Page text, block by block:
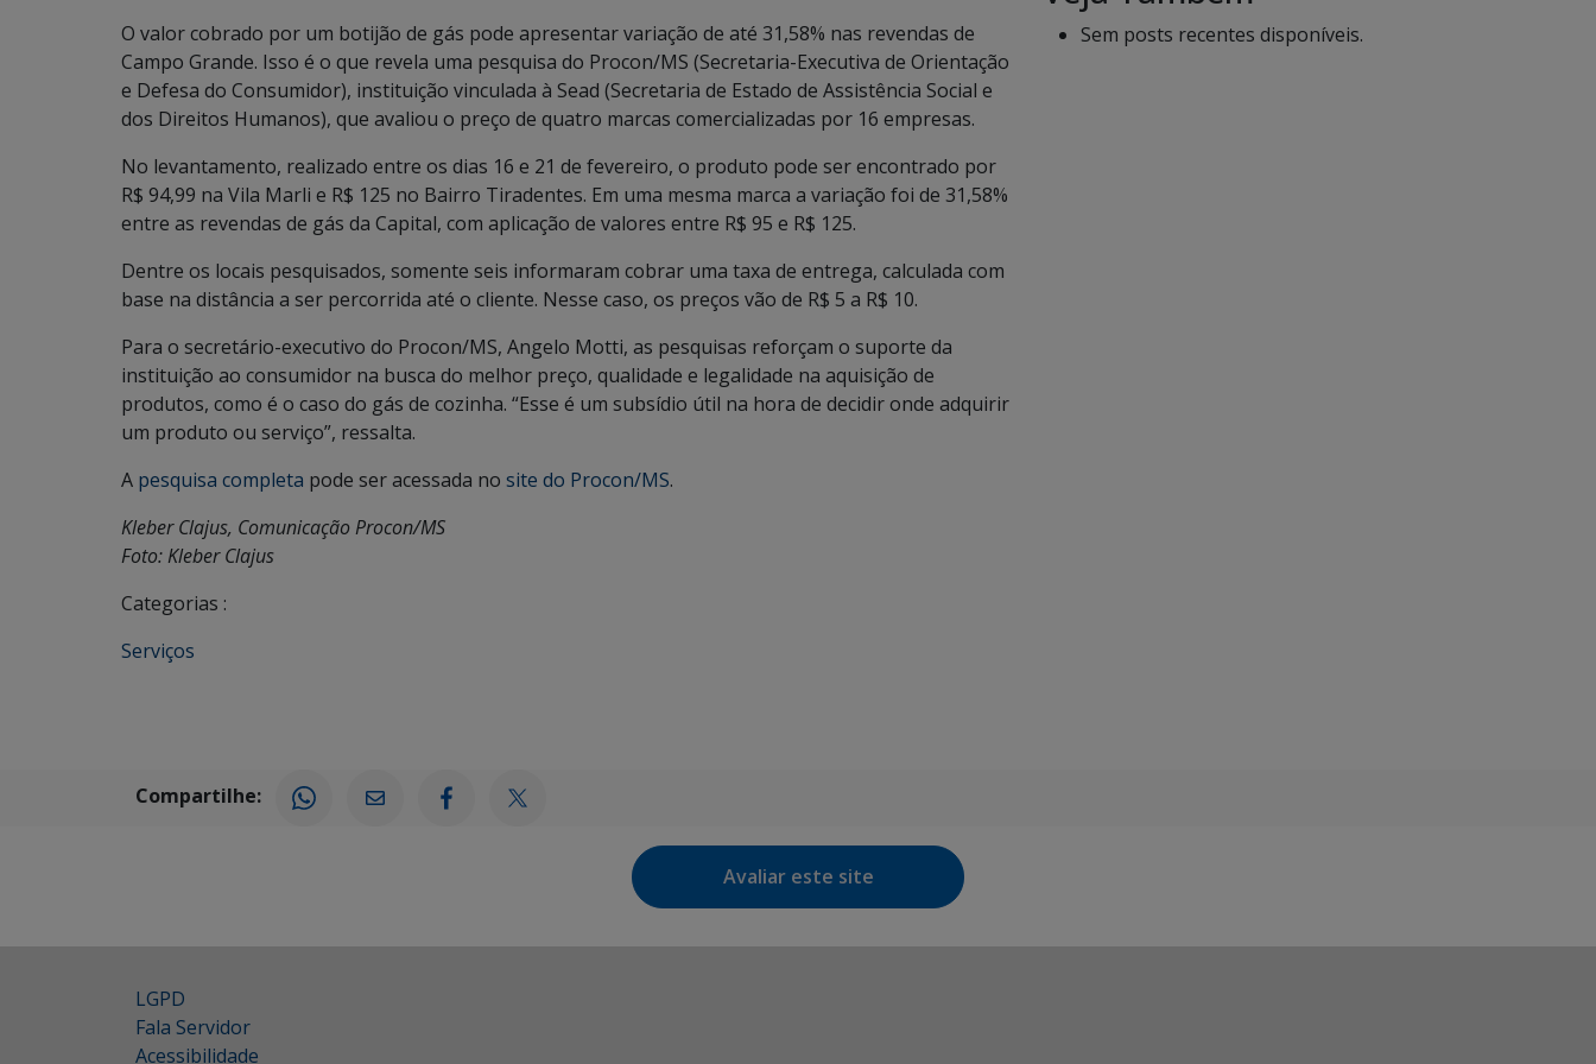
O valor cobrado por um botijão de gás pode apresentar variação de até 31,58% nas revendas de
Campo Grande. Isso é o que revela uma pesquisa do Procon/MS (Secretaria-Executiva de Orientação
e Defesa do Consumidor), instituição vinculada à Sead (Secretaria de Estado de Assistência Social e
dos Direitos Humanos), que avaliou o preço de quatro marcas comercializadas por 16 empresas.
No levantamento, realizado entre os dias 16 e 21 de fevereiro, o produto pode ser encontrado por
R$ 94,99 na Vila Marli e R$ 125 no Bairro Tiradentes. Em uma mesma marca a variação foi de 31,58%
entre as revendas de gás da Capital, com aplicação de valores entre R$ 95 e R$ 125.
Dentre os locais pesquisados, somente seis informaram cobrar uma taxa de entrega, calculada com
base na distância a ser percorrida até o cliente. Nesse caso, os preços vão de R$ 5 a R$ 10.
Para o secretário-executivo do Procon/MS, Angelo Motti, as pesquisas reforçam o suporte da
instituição ao consumidor na busca do melhor preço, qualidade e legalidade na aquisição de
produtos, como é o caso do gás de cozinha. “Esse é um subsídio útil na hora de decidir onde adquirir
um produto ou serviço”, ressalta.
A pesquisa completa pode ser acessada no site do Procon/MS.
Kleber Clajus, Comunicação Procon/MS
Foto: Kleber Clajus
Categorias :
Serviços
Sem posts recentes disponíveis.
Compartilhe:
Avaliar este site
LGPD
Fala Servidor
Acessibilidade